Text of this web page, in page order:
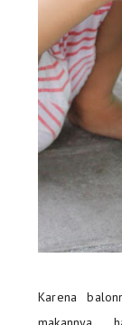
Karena